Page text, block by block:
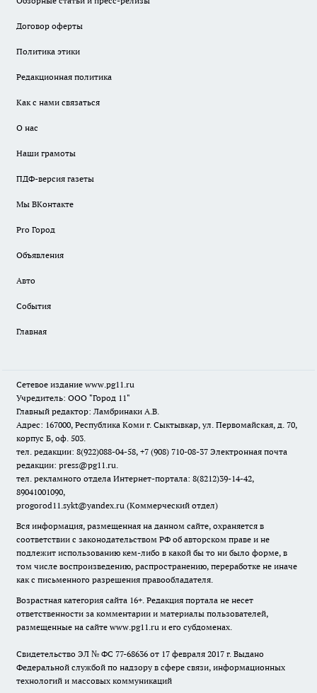
Договор оферты
Политика этики
Редакционная политика
Как с нами связаться
О нас
Наши грамоты
ПДФ-версия газеты
Мы ВКонтакте
Pro Город
Объявления
Авто
События
Главная
Сетевое издание www.pg11.ru
Учредитель: ООО "Город 11"
Главный редактор: Ламбринаки А.В.
Адрес: 167000, Республика Коми г. Сыктывкар, ул. Первомайская, д. 70,
корпус Б, оф. 503.
тел. редакции: 8(922)088-04-58, +7 (908) 710-08-37 Электронная почта
редакции: press@pg11.ru.
тел. рекламного отдела Интернет-портала: 8(8212)39-14-42,
89041001090,
progorod11.sykt@yandex.ru (Коммерческий отдел)
Вся информация, размещенная на данном сайте, охраняется в
соответствии с законодательством РФ об авторском праве и не
подлежит использованию кем-либо в какой бы то ни было форме, в
том числе воспроизведению, распространению, переработке не иначе
как с письменного разрешения правообладателя.
Возрастная категория сайта 16+. Редакция портала не несет
ответственности за комментарии и материалы пользователей,
размещенные на сайте www.pg11.ru и его субдоменах.
Свидетельство ЭЛ № ФС 77-68636 от 17 февраля 2017 г. Выдано
Федеральной службой по надзору в сфере связи, информационных
технологий и массовых коммуникаций